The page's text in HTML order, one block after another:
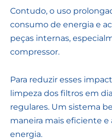
Contudo, o uso
consumo de energia e
peças internas,
compressor.
Para reduzir esses
limpeza dos filtros em
regulares. Um sistema
maneira mais eficiente
energia.